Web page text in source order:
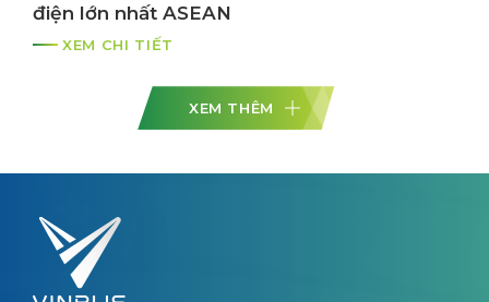
điện lớn nhất ASEAN
XEM CHI TIẾT
XEM THÊM